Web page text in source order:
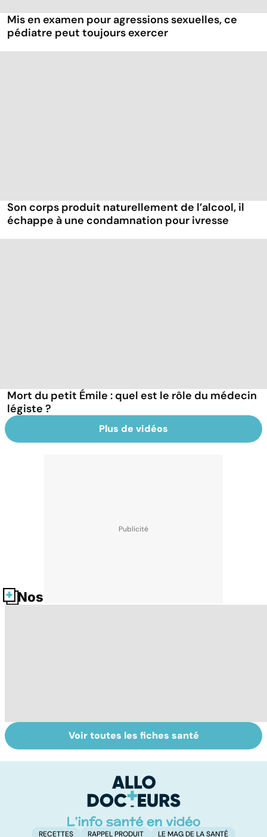
Mis en examen pour agressions sexuelles, ce
pédiatre peut toujours exercer
Son corps produit naturellement de l’alcool, il
échappe à une condamnation pour ivresse
Mort du petit Émile : quel est le rôle du médecin
légiste ?
Plus de vidéos
Nos fiches santé
Mediator® : le
début d'une
Tout savoir sur
les infections
Voir toutes les fiches santé
RECETTES RAPPEL PRODUIT LE MAG DE LA SANTÉ